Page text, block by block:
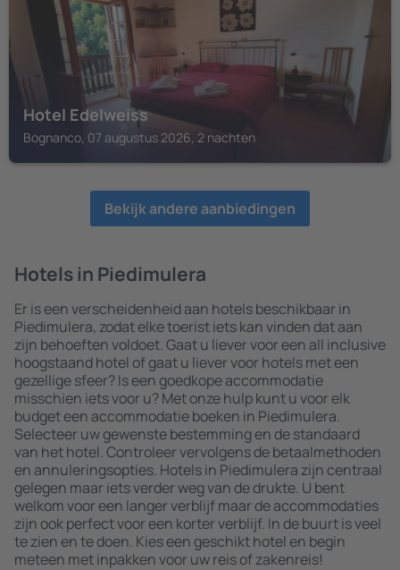
Hotel Edelweiss
Bognanco, 07 augustus 2026, 2 nachten
Bekijk andere aanbiedingen
Hotels in Piedimulera
Er is een verscheidenheid aan hotels beschikbaar in
Piedimulera, zodat elke toerist iets kan vinden dat aan
zijn behoeften voldoet. Gaat u liever voor een all inclusive
hoogstaand hotel of gaat u liever voor hotels met een
gezellige sfeer? Is een goedkope accommodatie
misschien iets voor u? Met onze hulp kunt u voor elk
budget een accommodatie boeken in Piedimulera.
Selecteer uw gewenste bestemming en de standaard
van het hotel. Controleer vervolgens de betaalmethoden
en annuleringsopties. Hotels in Piedimulera zijn centraal
gelegen maar iets verder weg van de drukte. U bent
welkom voor een langer verblijf maar de accommodaties
zijn ook perfect voor een korter verblijf. In de buurt is veel
te zien en te doen. Kies een geschikt hotel en begin
meteen met inpakken voor uw reis of zakenreis!